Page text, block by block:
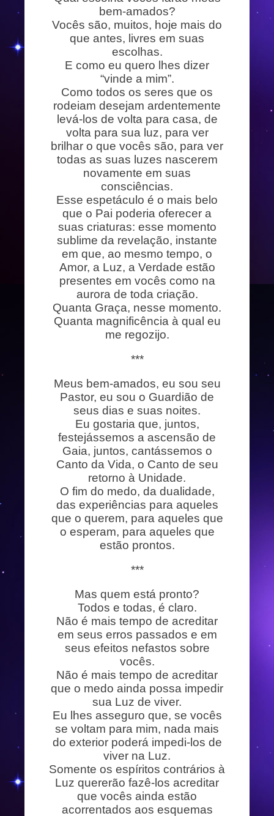
bem-amados?
Vocês são, muitos, hoje mais do
que antes, livres em suas
escolhas.
E como eu quero lhes dizer
“vinde a mim”.
Como todos os seres que os
rodeiam desejam ardentemente
levá-los de volta para casa, de
volta para sua luz, para ver
brilhar o que vocês são, para ver
todas as suas luzes nascerem
novamente em suas
consciências.
Esse espetáculo é o mais belo
que o Pai poderia oferecer a
suas criaturas: esse momento
sublime da revelação, instante
em que, ao mesmo tempo, o
Amor, a Luz, a Verdade estão
presentes em vocês como na
aurora de toda criação.
Quanta Graça, nesse momento.
Quanta magnificência à qual eu
me regozijo.
***
Meus bem-amados, eu sou seu
Pastor, eu sou o Guardião de
seus dias e suas noites.
Eu gostaria que, juntos,
festejássemos a ascensão de
Gaia, juntos, cantássemos o
Canto da Vida, o Canto de seu
retorno à Unidade.
O fim do medo, da dualidade,
das experiências para aqueles
que o querem, para aqueles que
o esperam, para aqueles que
estão prontos.
***
Mas quem está pronto?
Todos e todas, é claro.
Não é mais tempo de acreditar
em seus erros passados e em
seus efeitos nefastos sobre
vocês.
Não é mais tempo de acreditar
que o medo ainda possa impedir
sua Luz de viver.
Eu lhes asseguro que, se vocês
se voltam para mim, nada mais
do exterior poderá impedi-los de
viver na Luz.
Somente os espíritos contrários à
Luz quererão fazê-los acreditar
que vocês ainda estão
acorrentados aos esquemas